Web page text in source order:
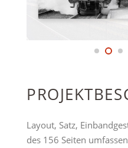
Layout, Satz,
des 156 Seiten